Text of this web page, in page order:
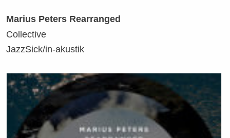
Marius Peters Rearranged
Collective
JazzSick/in-akustik